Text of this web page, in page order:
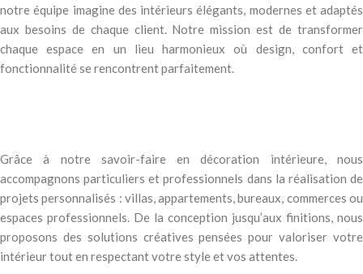
notre équipe imagine des intérieurs élégants, modernes et adaptés
aux besoins de chaque client. Notre mission est de transformer
chaque espace en un lieu harmonieux où design, confort et
fonctionnalité se rencontrent parfaitement.
Grâce à notre savoir-faire en décoration intérieure, nous
accompagnons particuliers et professionnels dans la réalisation de
projets personnalisés : villas, appartements, bureaux, commerces ou
espaces professionnels. De la conception jusqu’aux finitions, nous
proposons des solutions créatives pensées pour valoriser votre
intérieur tout en respectant votre style et vos attentes.